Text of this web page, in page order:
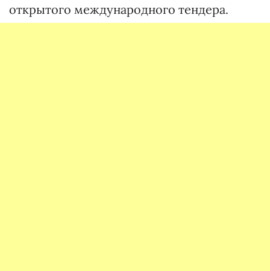
открытого международного тендера.